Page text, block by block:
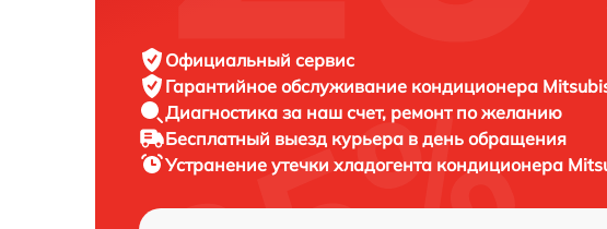
Официальный сервис
Гарантийное обслуживание кондиционера
Диагностика за наш счет, ремонт по желанию
Бесплатный выезд курьера в день обращения
Устранение утечки хладогента кондиционера